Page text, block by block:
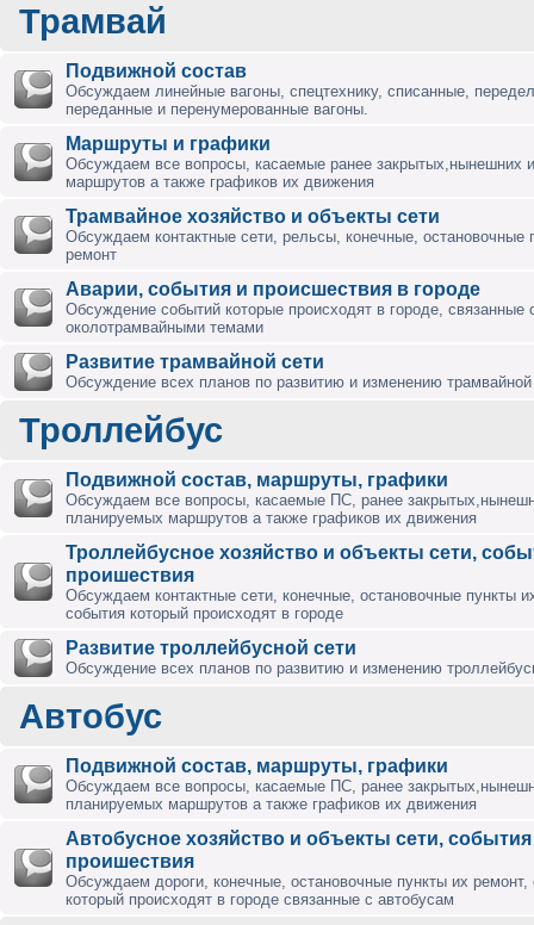
Трамвай
Подвижной состав
Обсуждаем линейные вагоны, спецтехнику, списанные,
переданные и перенумерованные вагоны.
Маршруты и графики
Обсуждаем все вопросы, касаемые ранее закрытых,нынешних
маршрутов а также графиков их движения
Трамвайное хозяйство и объекты сети
Обсуждаем контактные сети, рельсы, конечные, остановочные
ремонт
Аварии, события и происшествия в городе
Обсуждение событий которые происходят в городе, связанные
околотрамвайными темами
Развитие трамвайной сети
Обсуждение всех планов по развитию и изменению трамвайной
Троллейбус
Подвижной состав, маршруты, графики
Обсуждаем все вопросы, касаемые ПС, ранее
планируемых маршрутов а также графиков их движения
Троллейбусное хозяйство и объекты сети,
проишествия
Обсуждаем контактные сети, конечные, остановочные пункты
события который происходят в городе
Развитие троллейбусной сети
Обсуждение всех планов по развитию и изменению
Автобус
Подвижной состав, маршруты, графики
Обсуждаем все вопросы, касаемые ПС, ранее
планируемых маршрутов а также графиков их движения
Автобусное хозяйство и объекты сети,
проишествия
Обсуждаем дороги, конечные, остановочные пункты их ремонт,
который происходят в городе связанные с автобусам